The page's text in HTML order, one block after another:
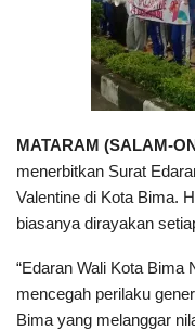
MATARAM (SALAM-
menerbitkan Surat
Valentine di Kota Bima.
biasanya dirayakan
“Edaran Wali Kota Bima
mencegah perilaku
Bima yang melanggar